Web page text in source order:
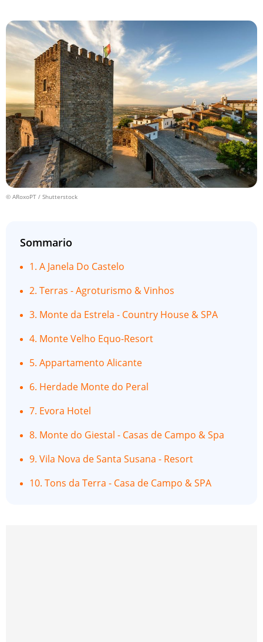
© ARoxoPT / Shutterstock
Sommario
1. A Janela Do Castelo
2. Terras - Agroturismo & Vinhos
3. Monte da Estrela - Country House & SPA
4. Monte Velho Equo-Resort
5. Appartamento Alicante
6. Herdade Monte do Peral
7. Evora Hotel
8. Monte do Giestal - Casas de Campo & Spa
9. Vila Nova de Santa Susana - Resort
10. Tons da Terra - Casa de Campo & SPA